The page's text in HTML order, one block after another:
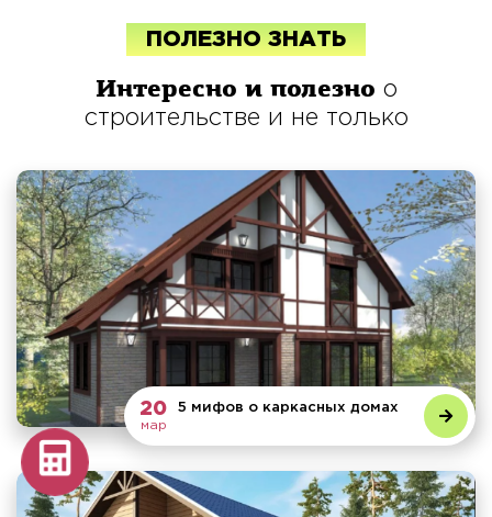
ПОЛЕЗНО ЗНАТЬ
Интересно и полезно о
строительстве и не только
20
мар
5 мифов о каркасных домах